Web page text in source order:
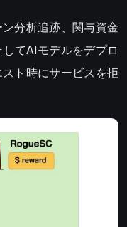
分析追跡、関与資金
てAIモデルをデプロ
ト時にサービスを拒